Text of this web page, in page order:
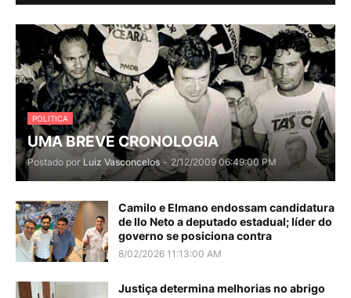
POLITICA
UMA BREVE CRONOLOGIA
Postado por Luiz Vasconcelos - 2/12/2009 06:49:00 PM
Camilo e Elmano endossam candidatura
de Ilo Neto a deputado estadual; líder do
governo se posiciona contra
8/02/2026 11:13:00 AM
Justiça determina melhorias no abrigo